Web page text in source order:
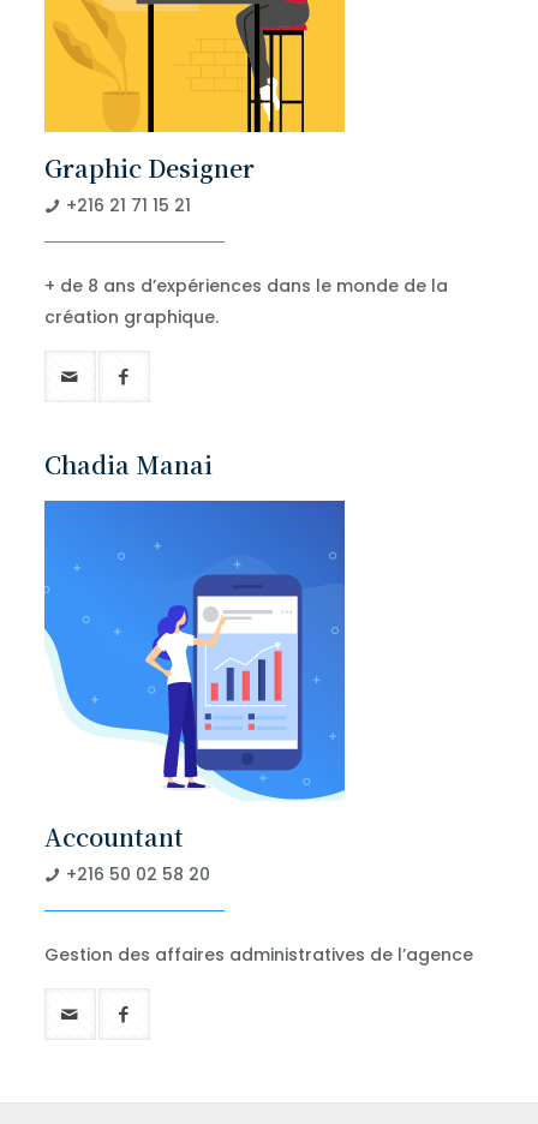
Graphic Designer
+216 21 71 15 21
+ de 8 ans d’expériences dans le monde de la
création graphique.
Chadia Manai
Accountant
+216 50 02 58 20
Gestion des affaires administratives de l’agence